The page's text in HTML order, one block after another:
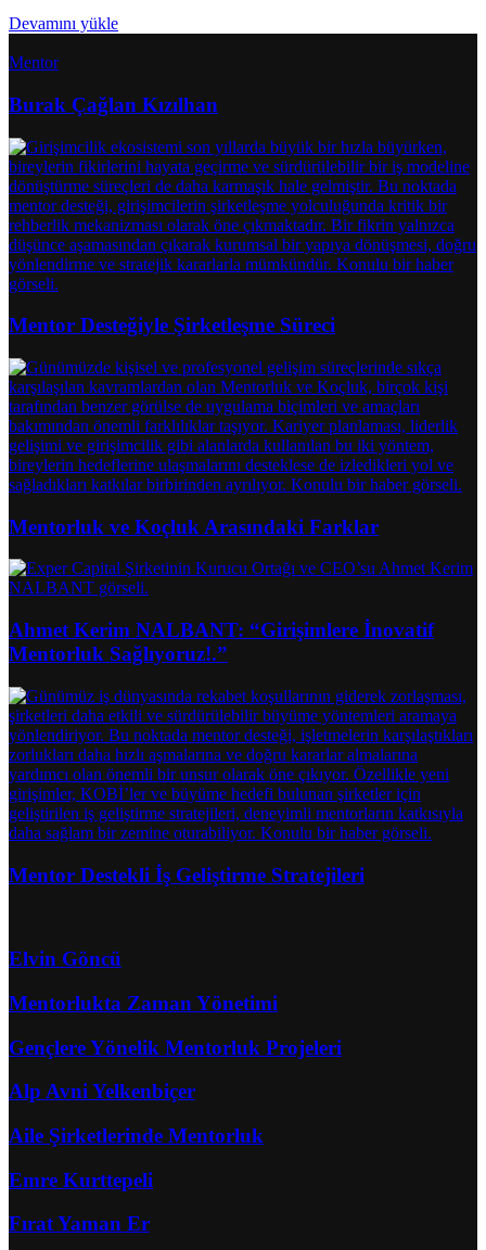
Devamını yükle
Mentor
Burak Çağlan Kızılhan
Mentor Desteğiyle Şirketleşme Süreci
Mentorluk ve Koçluk Arasındaki Farklar
Ahmet Kerim NALBANT: “Girişimlere İnovatif
Mentorluk Sağlıyoruz!.”
Mentor Destekli İş Geliştirme Stratejileri
Elvin Göncü
Mentorlukta Zaman Yönetimi
Gençlere Yönelik Mentorluk Projeleri
Alp Avni Yelkenbiçer
Aile Şirketlerinde Mentorluk
Emre Kurttepeli
Fırat Yaman Er